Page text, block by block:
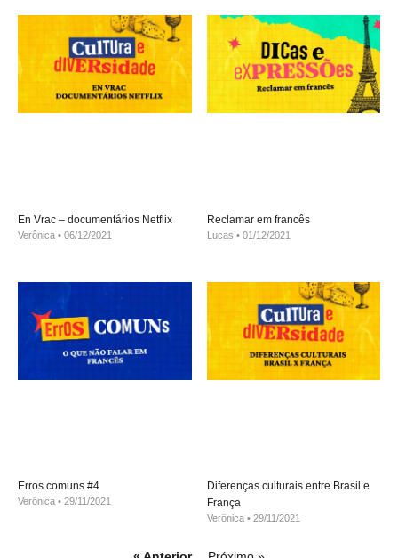
En Vrac – documentários Netflix
Verônica 06/12/2021
Reclamar em francês
Lucas 01/12/2021
Erros comuns #4
Verônica 29/11/2021
Diferenças culturais entre Brasil e
França
Verônica 29/11/2021